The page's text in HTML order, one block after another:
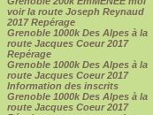
voir la route Joseph Reynaud
2017 Repérage
Grenoble 1000k Des Alpes à la
route Jacques Coeur 2017
Repérage
Grenoble 1000k Des Alpes à la
route Jacques Coeur 2017
Information des inscrits
Grenoble 1000k Des Alpes à la
route Jacques Coeur 2017